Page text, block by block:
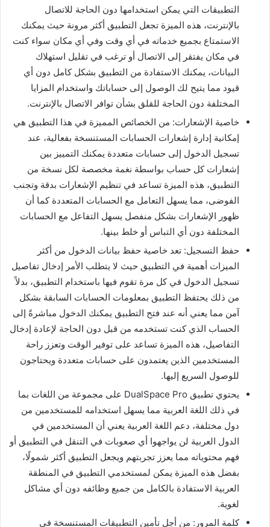
التطبيقات التي يمكن استخدامها دون الحاجة للاتصال
بالإنترنت، هذه الميزة تجعل التطبيق أكثر مرونة حيث يمكنك
الاستمتاع بجميع خدماته في أي وقت وفي أي مكان سواء كنت
في مكان يفتقر إلى الاتصال أو ترغب في تقليل استهلاك
البيانات، يمكنك الاستفادة من التطبيق بشكل كامل دون أي
قيود مما يتيح لك الوصول إلى حساباتك واستخدام المزايا
المختلفة دون الحاجة للقلق بشأن توافر الاتصال بالإنترنت.
خاصية الإشعارات: من الخصائص المميزة في هذا التطبيق هي
إمكانية إدارة إشعارات الحسابات المستنسخة بفعالية، عند
تسجيل الدخول إلى حسابات متعددة يمكنك التمييز بين
إشعارات كل حساب بواسطة نغمة مخصصة لكل نسخة من
التطبيق، هذه الميزة تساعد في تنظيم الإشعارات بدقة وتجنب
الفوضى، مما يسهل التعامل مع الحسابات المتعددة كما أن
ظهور الإشعارات بشكل منفصل يسهل التفاعل مع الحسابات
المختلفة دون أي التباس أو خلط بينها.
حفظ التسجيل: تعد خاصية حفظ بيانات الدخول من أكثر
الميزات أهمية في التطبيق حيث لا يتطلب الأمر إدخال تفاصيل
تسجيل الدخول في كل مرة تقوم فيها باستخدام التطبيق، بدلاً
من ذلك يحتفظ التطبيق بمعلومات الحسابات السابقة بشكل
آمن مما يعني أنه عند فتح التطبيق يمكنك الدخول مباشرةً إلى
الحساب الذي كنت تستخدمه من قبل دون الحاجة لإعادة إدخال
التفاصيل، هذه الميزة تساعد على توفير الوقت وتعزز راحة
المستخدمين الذين يعتمدون على حسابات متعددة ويحتاجون
للوصول السريع إليها.
يحتوي تطبيق DualSpace Pro على مجموعة من اللغات بما
في ذلك اللغة العربية مما يسهل استخدامه للمستخدمين من
دول مختلفة، دعم اللغة العربية يعني أن المستخدمين في
الدول العربية لن يواجهوا أي صعوبات في التنقل في التطبيق أو
فهم محتوياته مما يعزز تجربتهم ويجعل التطبيق أكثر شمولًا،
بفضل هذه الميزة يمكن لمستخدمي التطبيق في المنطقة
العربية الاستفادة بالكامل من جميع وظائفه دون أي مشاكل
لغوية.
كلمة المرور: من أجل تأمين التطبيقات المستنسخة في